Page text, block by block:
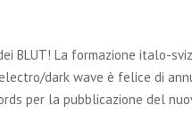
BLUT! La formazione italo-
dark wave è felice di
per la pubblicazione del